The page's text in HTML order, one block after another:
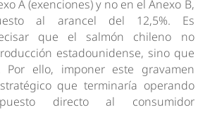
A (exenciones) y no en el Anexo B,
al arancel del 12,5%. Es
que el salmón chileno no
estadounidense, sino que
Por ello, imponer este gravamen
que terminaría operando
directo al consumidor